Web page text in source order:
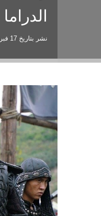
نشر بتاريخ 17 فبراير 2026